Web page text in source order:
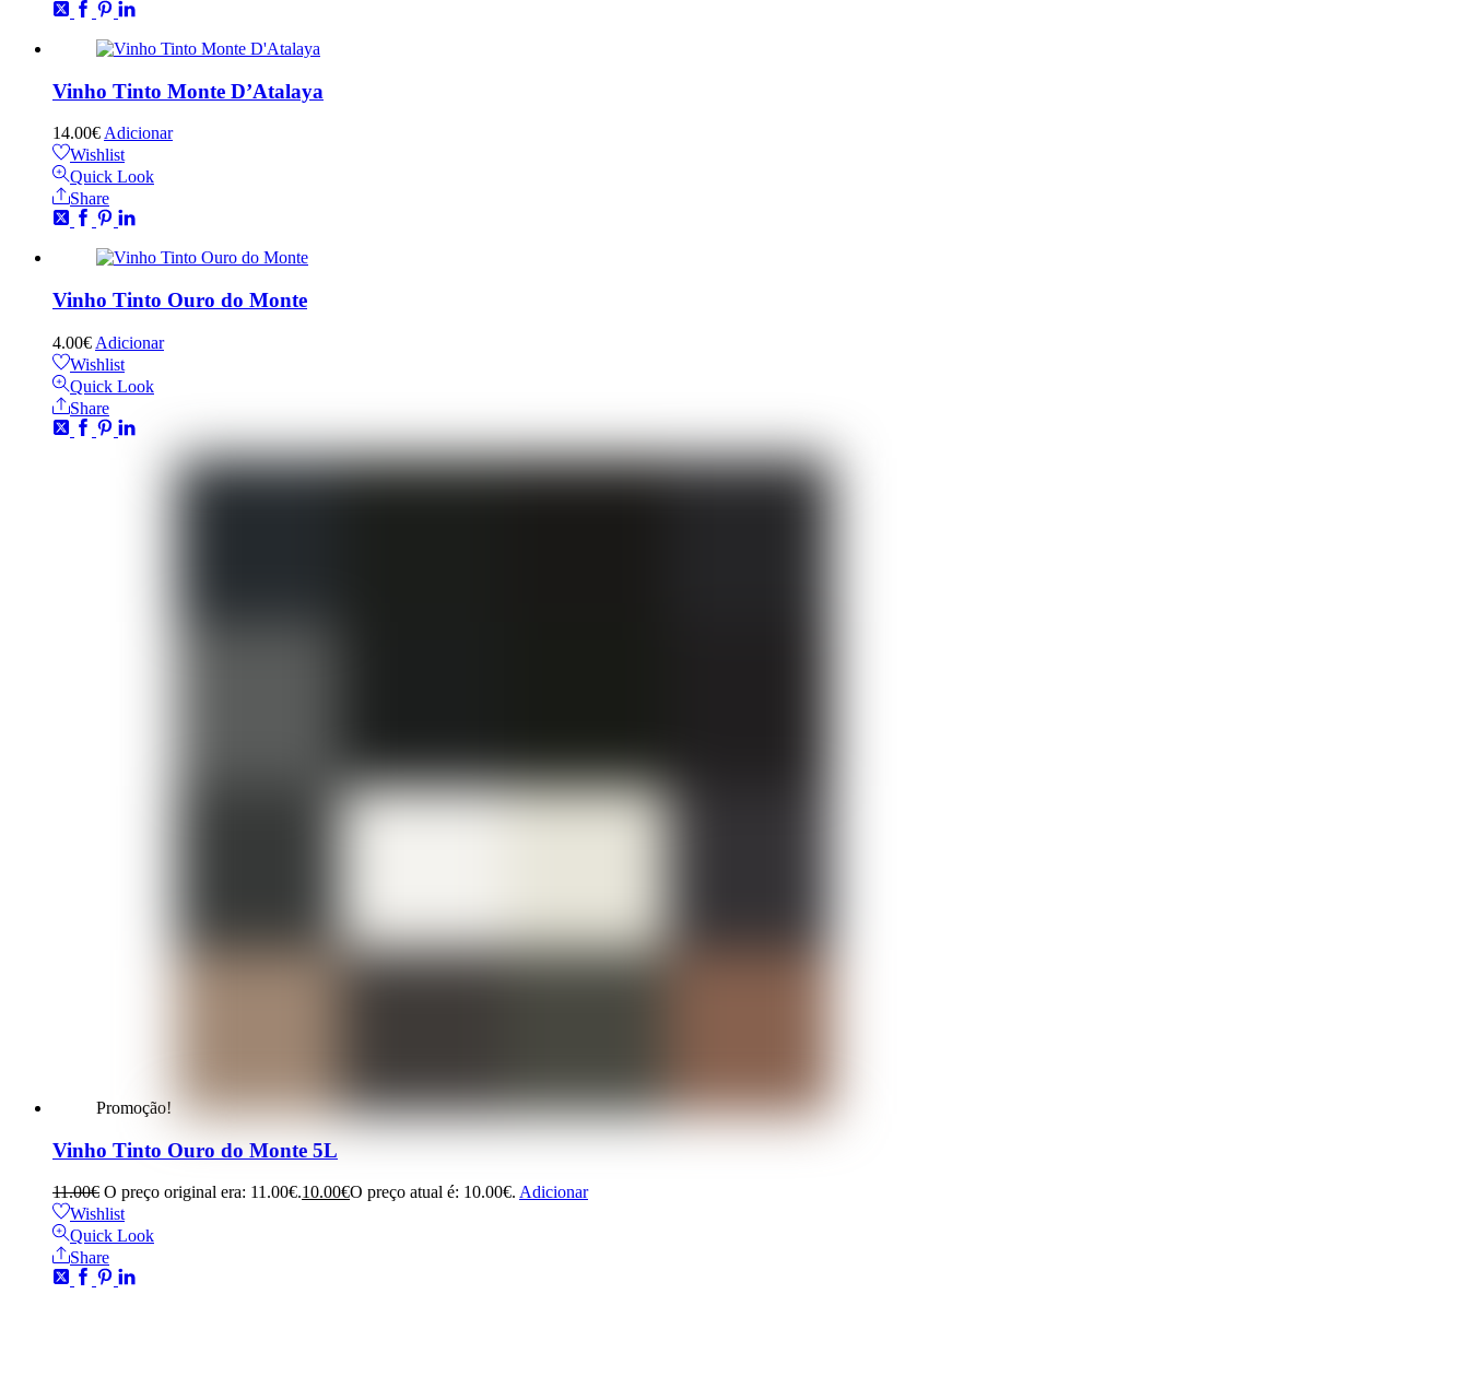
Vinho Tinto Monte D’Atalaya
14.00€ Adicionar
Wishlist
Quick Look
Share
Vinho Tinto Ouro do Monte
4.00€ Adicionar
Wishlist
Quick Look
Share
Promoção!
Vinho Tinto Ouro do Monte 5L
11.00€ O preço original era: 11.00€.10.00€O preço atual é: 10.00€. Adicionar
Wishlist
Quick Look
Share